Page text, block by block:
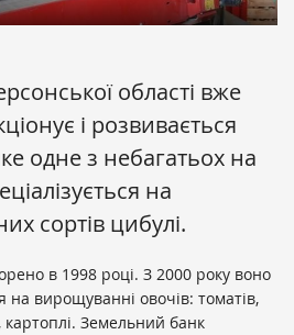
області вже
і розвивається
одне з небагатьох на
на
сортів цибулі.
в 1998 році. З 2000 року воно
на вирощуванні овочів: томатів,
картоплі. Земельний банк